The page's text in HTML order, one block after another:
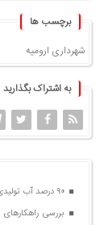
برچسب ها
شهرداری ارومیه
به اشتراک بگذارید
بررسی